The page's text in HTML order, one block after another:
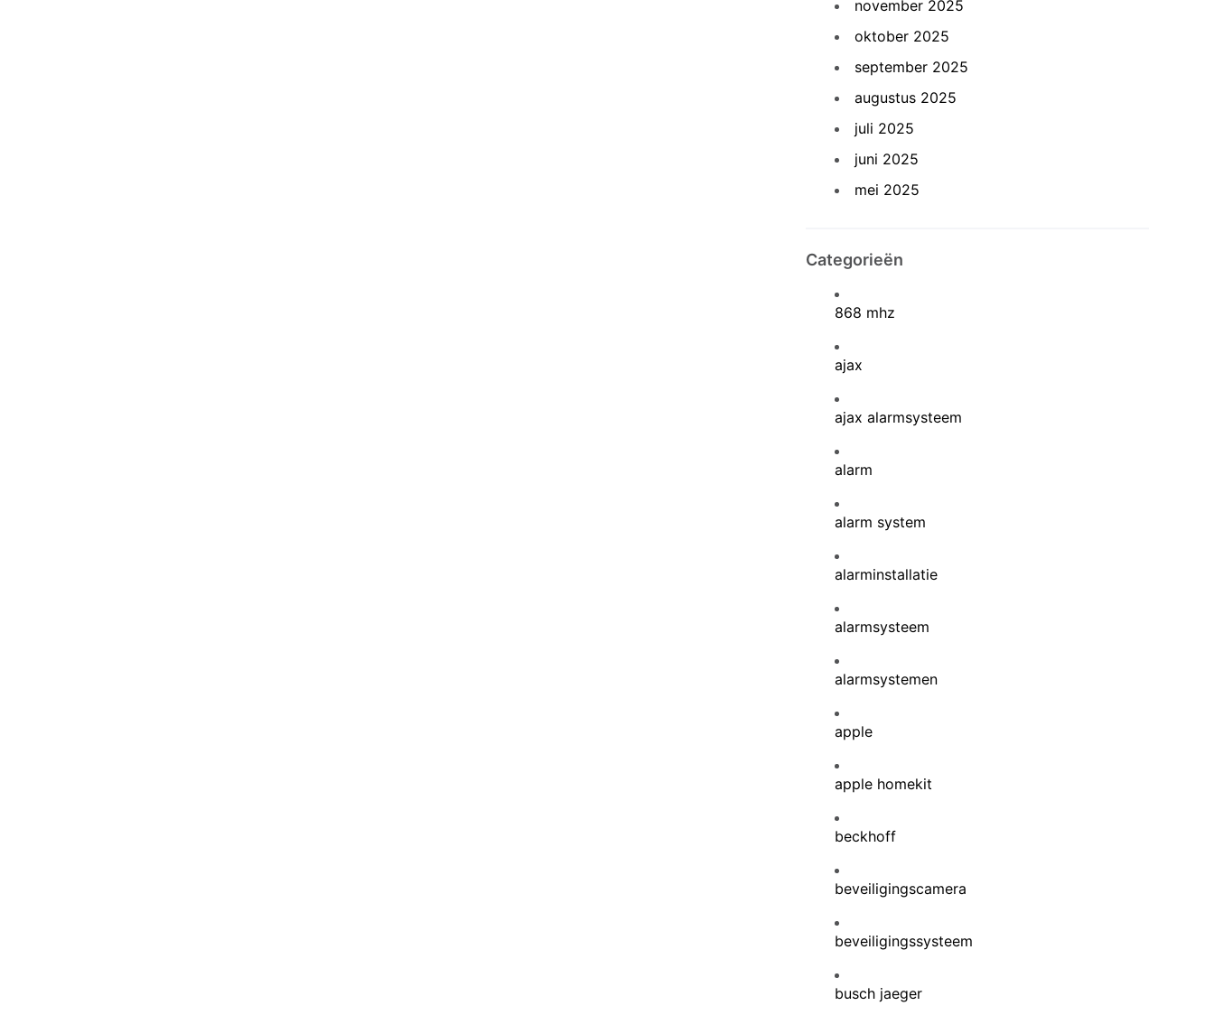
november 2025
oktober 2025
september 2025
augustus 2025
juli 2025
juni 2025
mei 2025
Categorieën
868 mhz
ajax
ajax alarmsysteem
alarm
alarm system
alarminstallatie
alarmsysteem
alarmsystemen
apple
apple homekit
beckhoff
beveiligingscamera
beveiligingssysteem
busch jaeger